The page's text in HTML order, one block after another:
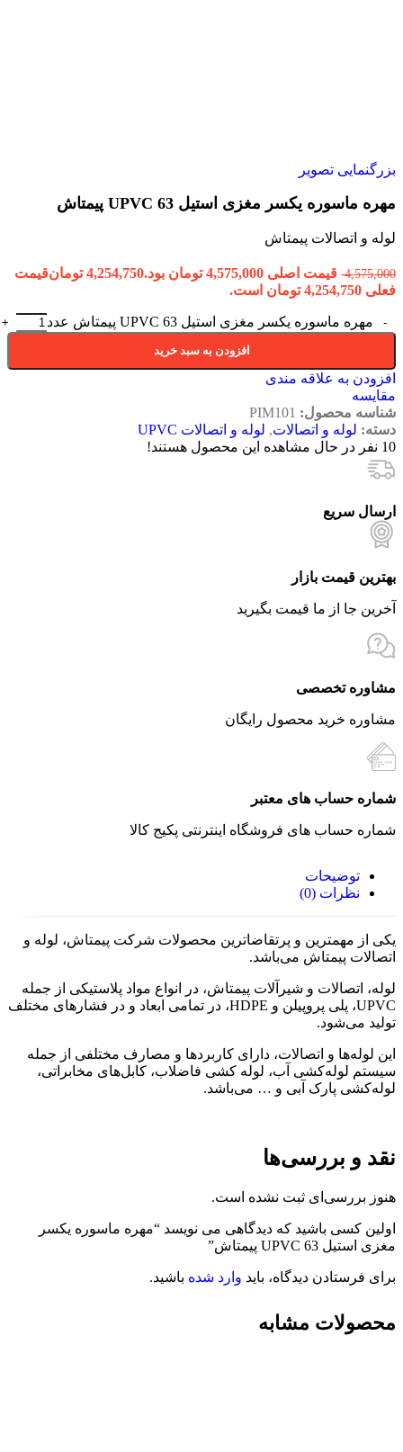
بزرگنمایی تصویر
مهره ماسوره یکسر مغزی استیل 63 UPVC پیمتاش
لوله و اتصالات پیمتاش
4,575,000 قیمت اصلی 4,575,000 تومان بود. 4,254,750 تومانقیمت
فعلی 4,254,750 تومان است.
مهره ماسوره یکسر مغزی استیل 63 UPVC پیمتاش عدد
افزودن به سبد خرید
افزودن به علاقه مندی
مقایسه
شناسه محصول: PIM101
دسته: لوله و اتصالات, لوله و اتصالات UPVC
10 نفر در حال مشاهده این محصول هستند!
ارسال سریع
بهترین قیمت بازار
آخرین جا از ما قیمت بگیرید
مشاوره تخصصی
مشاوره خرید محصول رایگان
شماره حساب های معتبر
شماره حساب های فروشگاه اینترنتی پکیج کالا
توضیحات
نظرات (0)
یکی از مهمترین و پرتقاضاترین محصولات شرکت پیمتاش، لوله و
اتصالات پیمتاش می‌باشد.
لوله، اتصالات و شیرآلات پیمتاش، در انواع مواد پلاستیکی از جمله
UPVC، پلی پروپیلن و HDPE، در تمامی ابعاد و در فشارهای مختلف
تولید می‌شود.
این لوله‌ها و اتصالات، دارای کاربردها و مصارف مختلفی از جمله
سیستم لوله‌کشی آب، لوله کشی فاضلاب، کابل‌های مخابراتی،
لوله‌کشی پارک آبی و … می‌باشد.
نقد و بررسی‌ها
هنوز بررسی‌ای ثبت نشده است.
اولین کسی باشید که دیدگاهی می نویسد “مهره ماسوره یکسر
مغزی استیل 63 UPVC پیمتاش”
برای فرستادن دیدگاه، باید وارد شده باشید.
محصولات مشابه